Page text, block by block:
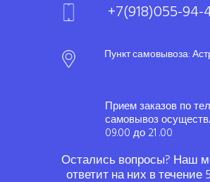
Пункт самовывоза:
+7(918)055-94-
Прием заказов по
самовывоз
09.00 до 21 .00
Остались вопросы? Наш
ответит на них в течение